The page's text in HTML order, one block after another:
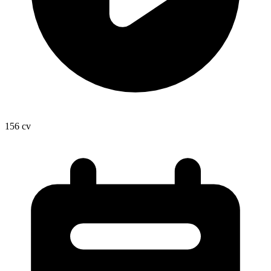
156 cv